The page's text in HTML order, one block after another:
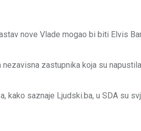
nove Vlade mogao bi biti Elvis
zastupnika koja su
kako saznaje Ljudski.ba, u SDA su